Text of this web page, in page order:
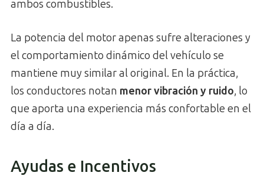
ambos combustibles.
La potencia del motor apenas sufre alteraciones y
el comportamiento dinámico del vehículo se
mantiene muy similar al original. En la práctica,
los conductores notan menor vibración y ruido, lo
que aporta una experiencia más confortable en el
día a día.
Ayudas e Incentivos